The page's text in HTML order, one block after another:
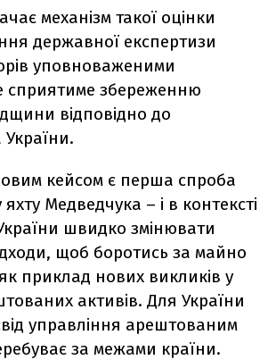
механізм такої оцінки
державної експертизи
уповноваженими
сприятиме збереженню
відповідно до
кейсом є перша спроба
Медведчука – і в контексті
швидко змінювати
щоб боротись за майно
приклад нових викликів у
активів. Для України
управління арештованим
за межами країни.